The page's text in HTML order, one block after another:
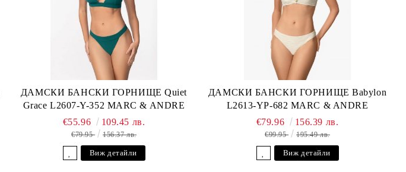
ДАМСКИ БАНСКИ ГОРНИЩЕ Quiet
Grace L2607-Y-352 MARC & ANDRE
€55.96 109.45 лв.
€79.95 156.37 лв.
Виж детайли
ДАМСКИ БАНСКИ ГОРНИЩЕ Babylon
L2613-YP-682 MARC & ANDRE
€79.96 156.39 лв.
€99.95 195.49 лв.
Виж детайли